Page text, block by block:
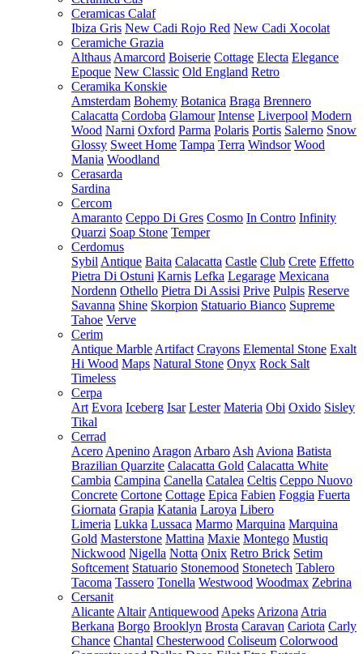
Ceramicas Calaf
Ibiza Gris New Cadi Rojo Red New Cadi Xocolat
Ceramiche Grazia
Althaus Amarcord Boiserie Cottage Electa Elegance
Epoque New Classic Old England Retro
Ceramika Konskie
Amsterdam Bohemy Botanica Braga Brennero
Calacatta Cordoba Glamour Intense Liverpool Modern
Wood Narni Oxford Parma Polaris Portis Salerno Snow
Glossy Sweet Home Tampa Terra Windsor Wood
Mania Woodland
Cerasarda
Sardina
Cercom
Amaranto Ceppo Di Gres Cosmo In Contro Infinity
Quarzi Soap Stone Temper
Cerdomus
Sybil Antique Baita Calacatta Castle Club Crete Effetto
Pietra Di Ostuni Karnis Lefka Legarage Mexicana
Nordenn Othello Pietra Di Assisi Prive Pulpis Reserve
Savanna Shine Skorpion Statuario Bianco Supreme
Tahoe Verve
Cerim
Antique Marble Artifact Crayons Elemental Stone Exalt
Hi Wood Maps Natural Stone Onyx Rock Salt
Timeless
Cerpa
Art Evora Iceberg Isar Lester Materia Obi Oxido Sisley
Tikal
Cerrad
Acero Apenino Aragon Arbaro Ash Aviona Batista
Brazilian Quarzite Calacatta Gold Calacatta White
Cambia Campina Canella Catalea Celtis Ceppo Nuovo
Concrete Cortone Cottage Epica Fabien Foggia Fuerta
Giornata Grapia Katania Laroya Libero
Limeria Lukka Lussaca Marmo Marquina Marquina
Gold Masterstone Mattina Maxie Montego Mustiq
Nickwood Nigella Notta Onix Retro Brick Setim
Softcement Statuario Stonemood Stonetech Tablero
Tacoma Tassero Tonella Westwood Woodmax Zebrina
Cersanit
Alicante Altair Antiquewood Apeks Arizona Atria
Berkana Borgo Brooklyn Brosta Caravan Cariota Carly
Chance Chantal Chesterwood Coliseum Colorwood